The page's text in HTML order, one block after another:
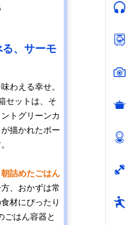
、サーモ
わえる幸せ。
セットは、そ
トグリーンカ
描かれたポー
朝詰めたごはん
、おかずは常
材にぴったり
ごはん容器と